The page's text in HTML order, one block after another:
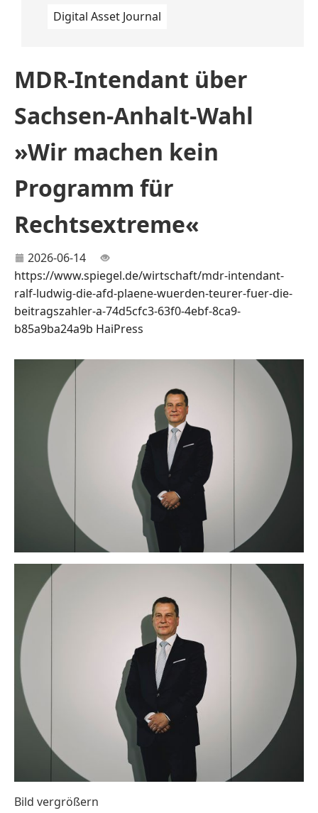
Digital Asset Journal
MDR-Intendant über
Sachsen-Anhalt-Wahl
»Wir machen kein
Programm für
Rechtsextreme«
2026-06-14
https://www.spiegel.de/wirtschaft/mdr-intendant-
ralf-ludwig-die-afd-plaene-wuerden-teurer-fuer-die-
beitragszahler-a-74d5cfc3-63f0-4ebf-8ca9-
b85a9ba24a9b HaiPress
Bild vergrößern